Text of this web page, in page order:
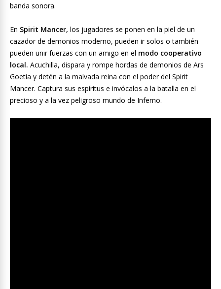
banda sonora.
En Spirit Mancer, los jugadores se ponen en la piel de un
cazador de demonios moderno, pueden ir solos o también
pueden unir fuerzas con un amigo en el modo cooperativo
local. Acuchilla, dispara y rompe hordas de demonios de Ars
Goetia y detén a la malvada reina con el poder del Spirit
Mancer. Captura sus espíritus e invócalos a la batalla en el
precioso y a la vez peligroso mundo de Inferno.